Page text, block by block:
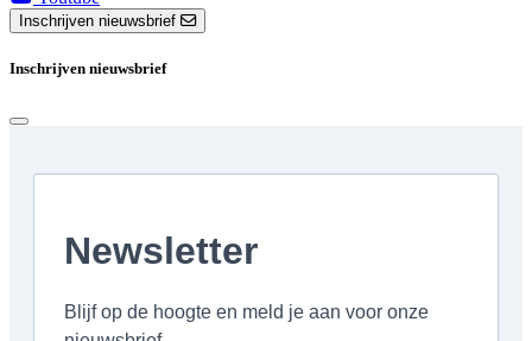
Inschrijven nieuwsbrief
Inschrijven nieuwsbrief